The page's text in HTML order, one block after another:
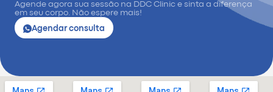
Agende agora sua sessão na DDC Clinic e sinta a diferença
em seu corpo. Não espere mais!
Agendar consulta